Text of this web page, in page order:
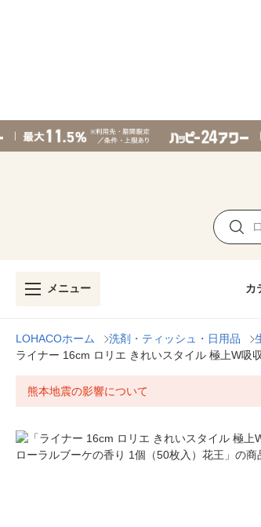
メニュー カ
LOHACOホーム 洗剤・ティッシュ・日用品
ライナー 16cm ロリエ きれいスタイル 極上W吸
熊本地震の影響について